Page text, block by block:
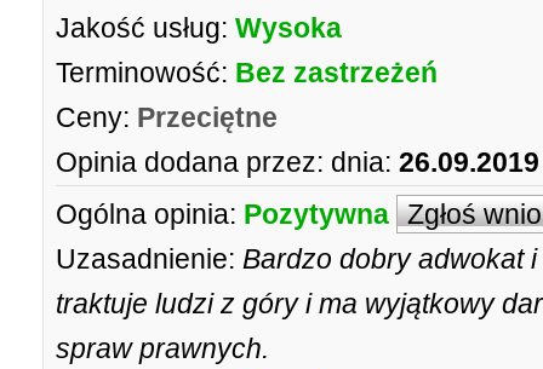
Jakość usług: Wysoka
Terminowość: Bez zastrzeżeń
Ceny: Przeciętne
Opinia dodana przez: dnia:
Ogólna opinia: Pozytywna Zgłoś
Uzasadnienie: Bardzo dobry adwokat
traktuje ludzi z góry i ma wyjątkowy
spraw prawnych.